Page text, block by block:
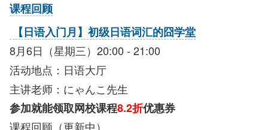
课程回顾
【日语入门月】初级日语词汇的囧学堂
8月6日（星期三）20:00 - 21:00
活动地点：日语大厅
主讲老师：にゃんこ先生
参加就能领取网校课程8.2折优惠券
课程回顾（更新中）